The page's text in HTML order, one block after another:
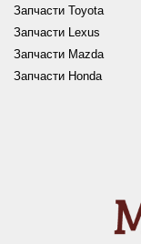
Запчасти Toyota
Запчасти Lexus
Запчасти Mazda
Запчасти Honda